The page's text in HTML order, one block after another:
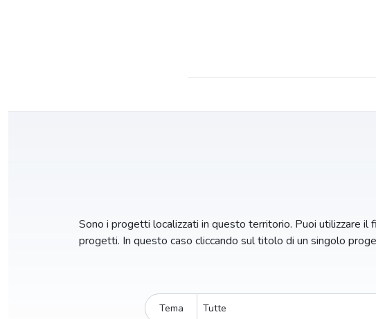
Sono i progetti localizzati in questo territorio. Puoi utilizzare
progetti. In questo caso cliccando sul titolo di un singolo
Tema